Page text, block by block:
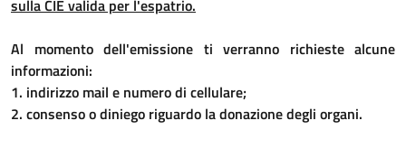
sulla CIE valida per l'espatrio.
Al momento dell'emissione ti verranno richieste alcune
informazioni:
1. indirizzo mail e numero di cellulare;
2. consenso o diniego riguardo la donazione degli organi.